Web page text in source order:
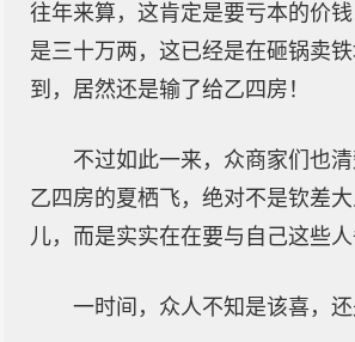
往年来算，这肯定是要亏本的价
是三十万两，这已经是在砸锅卖
到，居然还是输了给乙四房！
不过如此一来，众商家们也清
乙四房的夏栖飞，绝对不是钦差
儿，而是实实在在要与自己这些人
一时间，众人不知是该喜，还